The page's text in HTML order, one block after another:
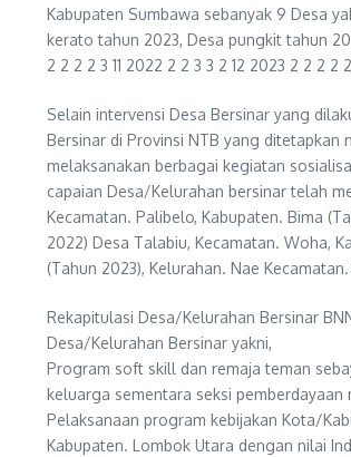
Kabupaten Sumbawa sebanyak 9 Desa
kerato tahun 2023, Desa pungkit tahun
2 2 2 2 3 11 2022 2 2 3 3 2 12 2023 2 2 2
Selain intervensi Desa Bersinar yang
Bersinar di Provinsi NTB yang ditetapkan
melaksanakan berbagai kegiatan
capaian Desa/Kelurahan bersinar telah
Kecamatan. Palibelo, Kabupaten. Bima
2022) Desa Talabiu, Kecamatan. Woha,
(Tahun 2023), Kelurahan. Nae
Rekapitulasi Desa/Kelurahan Bersinar
Desa/Kelurahan Bersinar yakni,
Program soft skill dan remaja teman
keluarga sementara seksi pemberdayaan
Pelaksanaan program kebijakan Kota/
Kabupaten. Lombok Utara dengan nilai